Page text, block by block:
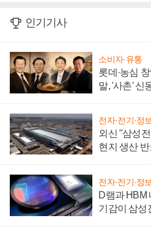
인기기사
소비자·유통
롯데·농심
말, '사촌' 신
전자·전기·정
외신 "삼성
현지 생산
전자·전기·정
D램과 HBM
기감이 삼성